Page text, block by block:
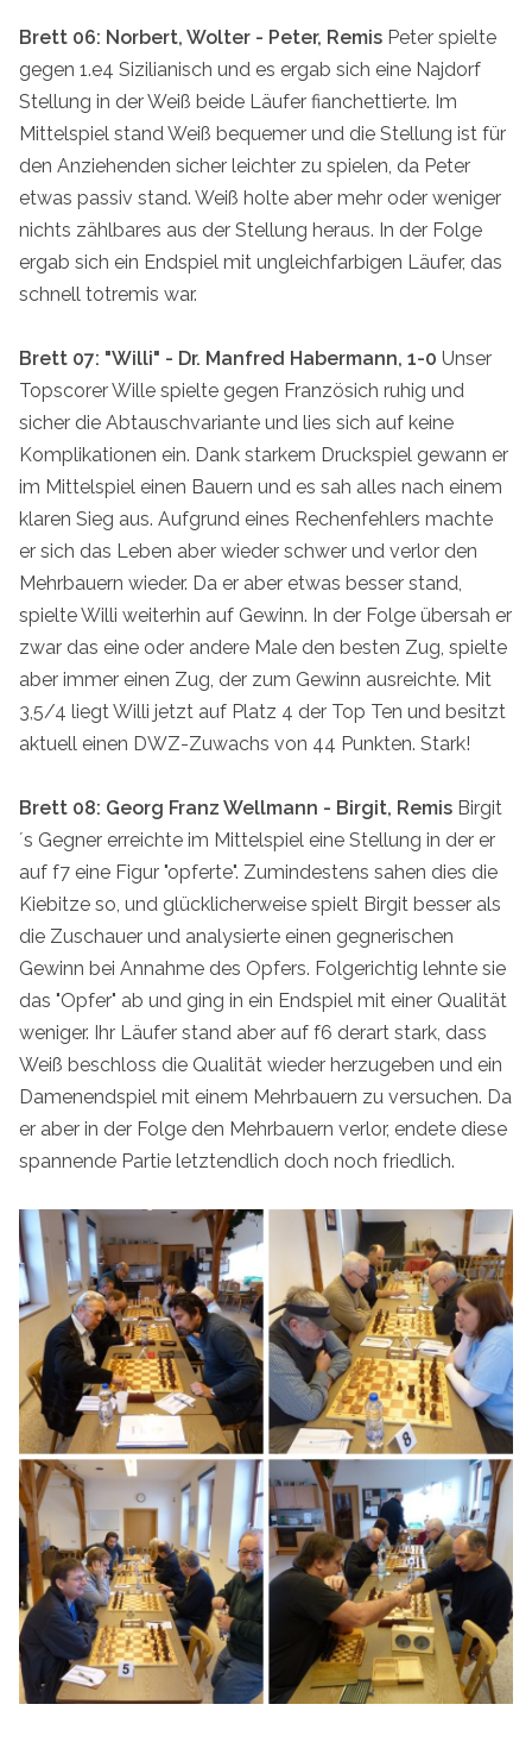
Brett 06: Norbert, Wolter - Peter, Remis Peter spielte
gegen 1.e4 Sizilianisch und es ergab sich eine Najdorf
Stellung in der Weiß beide Läufer fianchettierte. Im
Mittelspiel stand Weiß bequemer und die Stellung ist für
den Anziehenden sicher leichter zu spielen, da Peter
etwas passiv stand. Weiß holte aber mehr oder weniger
nichts zählbares aus der Stellung heraus. In der Folge
ergab sich ein Endspiel mit ungleichfarbigen Läufer, das
schnell totremis war.
Brett 07: "Willi" - Dr. Manfred Habermann, 1-0 Unser
Topscorer Wille spielte gegen Französich ruhig und
sicher die Abtauschvariante und lies sich auf keine
Komplikationen ein. Dank starkem Druckspiel gewann er
im Mittelspiel einen Bauern und es sah alles nach einem
klaren Sieg aus. Aufgrund eines Rechenfehlers machte
er sich das Leben aber wieder schwer und verlor den
Mehrbauern wieder. Da er aber etwas besser stand,
spielte Willi weiterhin auf Gewinn. In der Folge übersah er
zwar das eine oder andere Male den besten Zug, spielte
aber immer einen Zug, der zum Gewinn ausreichte. Mit
3,5/4 liegt Willi jetzt auf Platz 4 der Top Ten und besitzt
aktuell einen DWZ-Zuwachs von 44 Punkten. Stark!
Brett 08: Georg Franz Wellmann - Birgit, Remis Birgit
´s Gegner erreichte im Mittelspiel eine Stellung in der er
auf f7 eine Figur "opferte". Zumindestens sahen dies die
Kiebitze so, und glücklicherweise spielt Birgit besser als
die Zuschauer und analysierte einen gegnerischen
Gewinn bei Annahme des Opfers. Folgerichtig lehnte sie
das "Opfer" ab und ging in ein Endspiel mit einer Qualität
weniger. Ihr Läufer stand aber auf f6 derart stark, dass
Weiß beschloss die Qualität wieder herzugeben und ein
Damenendspiel mit einem Mehrbauern zu versuchen. Da
er aber in der Folge den Mehrbauern verlor, endete diese
spannende Partie letztendlich doch noch friedlich.